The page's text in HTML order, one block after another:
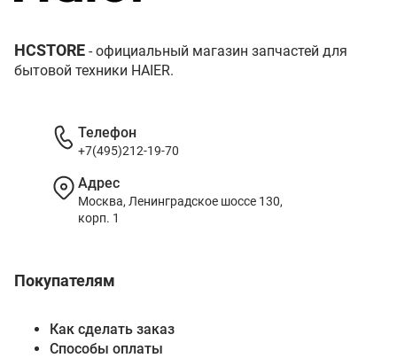
HCSTORE - официальный магазин запчастей для
бытовой техники HAIER.
Покупателям
Как сделать заказ
Способы оплаты
Телефон
+7(495)212-19-70
Адрес
Москва, Ленинградское шоссе 130,
корп. 1